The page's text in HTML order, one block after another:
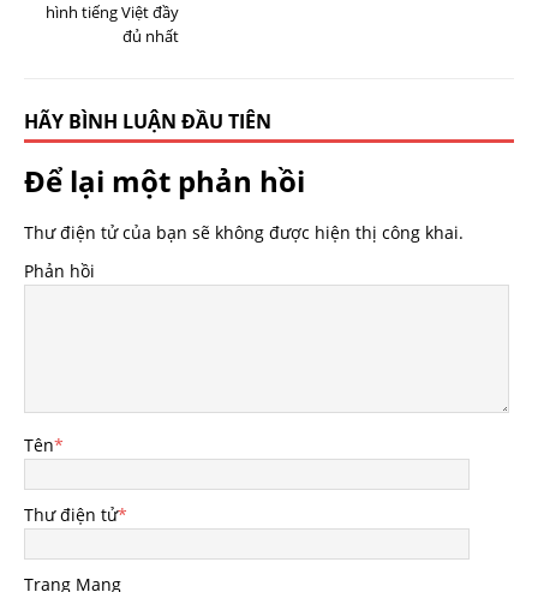
hình tiếng Việt đầy
đủ nhất
HÃY BÌNH LUẬN ĐẦU TIÊN
Để lại một phản hồi
Thư điện tử của bạn sẽ không được hiện thị công khai.
Phản hồi
Tên*
Thư điện tử*
Trang Mạng